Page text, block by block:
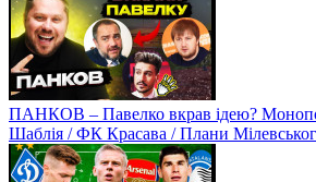
ПАНКОВ – Павелко вкрав ідею?
Шаблія / ФК Красава / Плани